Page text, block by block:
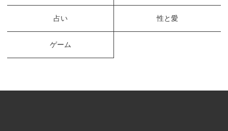
占い 性と愛
ゲーム